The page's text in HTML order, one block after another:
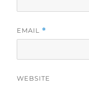
EMAIL *
WEBSITE